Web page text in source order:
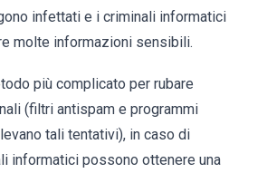
infettati e i criminali informatici
molte informazioni sensibili.
più complicato per rubare
(filtri antispam e programmi
tali tentativi), in caso di
informatici possono ottenere una